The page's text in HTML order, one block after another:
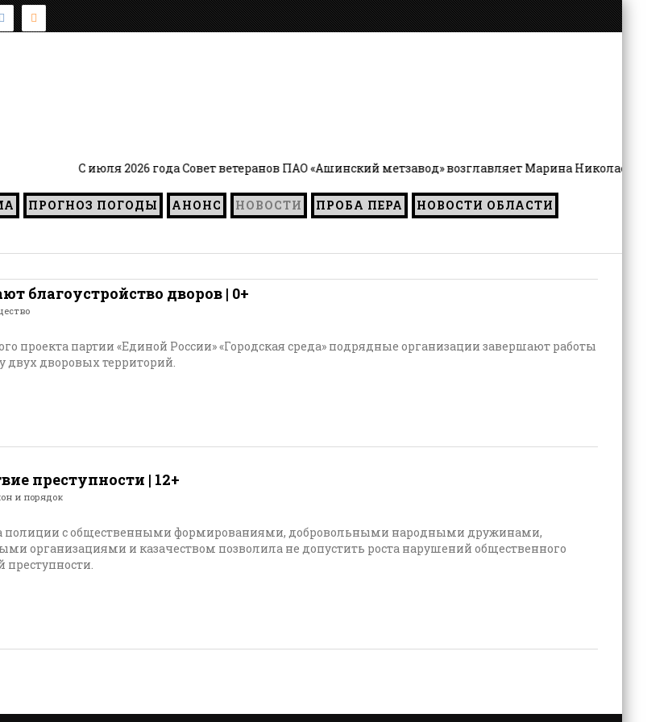
С июля 2026 года Совет ветеранов ПАО «Ашинский метзавод» возглавляет Марина Николаевна
ПРОГНОЗ ПОГОДЫ АНОНС НОВОСТИ ПРОБА ПЕРА
НОВОСТИ ОБЛАСТИ
благоустройство дворов | 0+
проекта партии «Единой России» «Городская среда» подрядные организации завершают работы
двух дворовых территорий.
преступности | 12+
и порядок
полиции с общественными формированиями, добровольными народными дружинами,
организациями и казачеством позволила не допустить роста нарушений общественного
преступности.